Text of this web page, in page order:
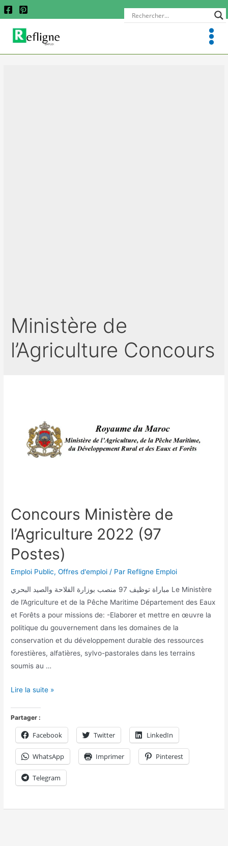
Ministère de
l’Agriculture Concours
Concours Ministère de
l’Agriculture 2022 (97
Postes)
Emploi Public,Offres d'emploi / Par Refligne Emploi
مباراة توظيف 97 منصب بوزارة الفلاحة والصيد البحري Le Ministère
de l’Agriculture et de la Pêche Maritime Département des Eaux
et Forêts a pour missions de: -Elaborer et mettre en œuvre l​​a
politique du gouvernement dans les domaines de la
conservation et du développement durable des ressources
forestières, alfatières, sylvo-pastorales dans les terrains
soumis au …
Lire la suite »
Partager :
Facebook Twitter LinkedIn
WhatsApp Imprimer Pinterest
Telegram